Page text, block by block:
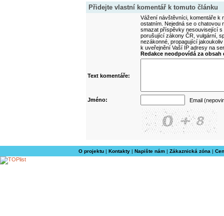
Přidejte vlastní komentář k tomuto článku
Vážení návštěvníci, komentáře k
ostatním. Nejedná se o
smazat příspěvky nesouvisející
porušující zákony ČR, vulgární,
nezákonné, propagující
k uveřejnění Vaší IP adresy na
Redakce neodpovídá za
Text komentáře:
Jméno: Email
O projektu| Kontakty| Napište nám| Zákaznická zóna |